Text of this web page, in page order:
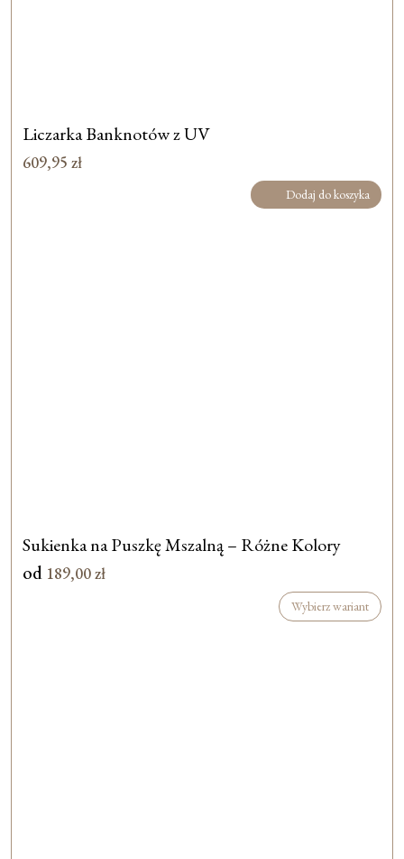
Liczarka Banknotów z UV
609,95 zł
Dodaj do koszyka
Sukienka na Puszkę Mszalną – Różne Kolory
od 189,00zł
Wybierz wariant